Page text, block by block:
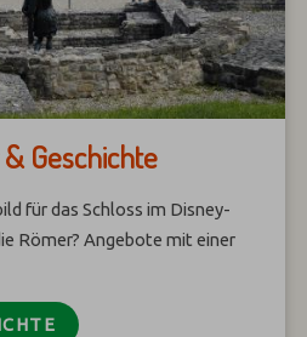
Geschichte
für das Schloss im Disney-
Römer? Angebote mit einer